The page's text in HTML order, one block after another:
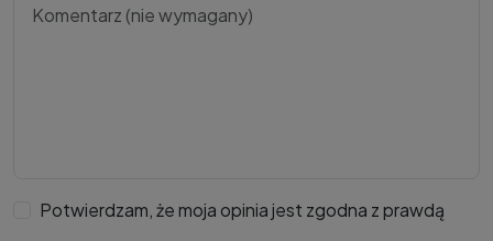
Potwierdzam, że moja opinia jest zgodna z prawdą